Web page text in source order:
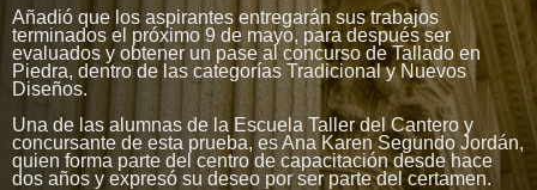
Añadió que los aspirantes entregarán sus trabajos
terminados el próximo 9 de mayo, para después ser
evaluados y obtener un pase al concurso de Tallado en
Piedra, dentro de las categorías Tradicional y Nuevos
Diseños.
Una de las alumnas de la Escuela Taller del Cantero y
concursante de esta prueba, es Ana Karen Segundo Jordán,
quien forma parte del centro de capacitación desde hace
dos años y expresó su deseo por ser parte del certamen.